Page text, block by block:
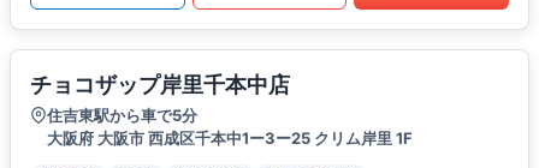
チョコザップ岸里千本中店
住吉東駅から車で5分
大阪府 大阪市 西成区千本中1ー3ー25 クリム岸里 1F